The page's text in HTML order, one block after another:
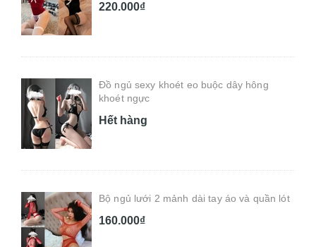
220.000₫
Đồ ngủ sexy khoét eo buộc dây hông
khoét ngực
Hết hàng
Bộ ngủ lưới 2 mảnh dài tay áo và quần lót
160.000₫